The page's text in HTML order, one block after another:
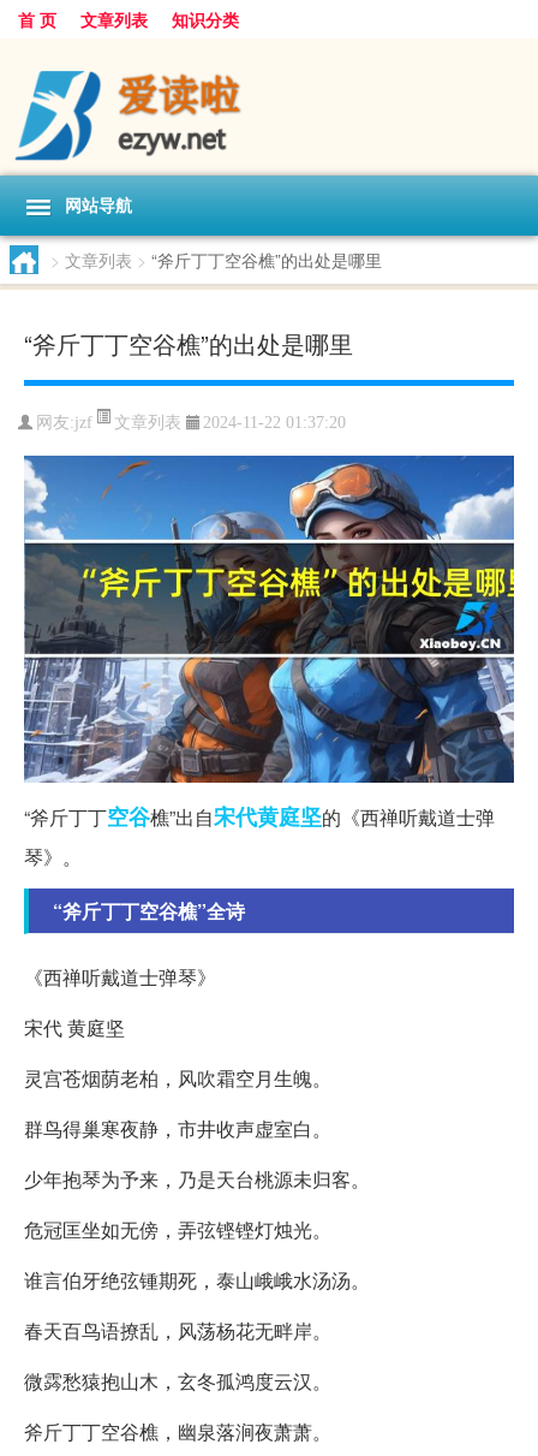
首 页 文章列表 知识分类
网站导航
> 文章列表 > “斧斤丁丁空谷樵”的出处是哪里
“斧斤丁丁空谷樵”的出处是哪里
网友:jzf 文章列表 2024-11-22 01:37:20
“斧斤丁丁空谷樵”出自宋代黄庭坚的《西禅听戴道士弹
琴》。
“斧斤丁丁空谷樵”全诗
《西禅听戴道士弹琴》
宋代 黄庭坚
灵宫苍烟荫老柏，风吹霜空月生魄。
群鸟得巢寒夜静，市井收声虚室白。
少年抱琴为予来，乃是天台桃源未归客。
危冠匡坐如无傍，弄弦铿铿灯烛光。
谁言伯牙绝弦锺期死，泰山峨峨水汤汤。
春天百鸟语撩乱，风荡杨花无畔岸。
微霠愁猿抱山木，玄冬孤鸿度云汉。
斧斤丁丁空谷樵，幽泉落涧夜萧萧。